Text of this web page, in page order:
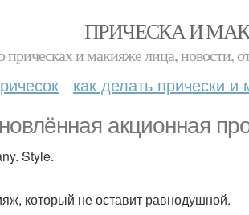
ПРИЧЕСКА И
и макияже лица, новости,
как делать прически и
акционная
Style.
который не оставит равнодушной.